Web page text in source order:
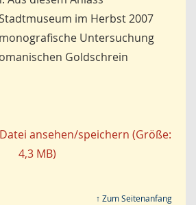
im Herbst 2007
Untersuchung
Goldschrein
ansehen/speichern (Größe:
4,3 MB)
↑ Zum Seitenanfang